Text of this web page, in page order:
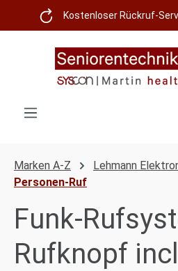
Zum Hauptinhalt springen
Kostenloser Rückruf-
Marken A-Z Lehmann
Personen-Ruf
Funk-
Rufknopf